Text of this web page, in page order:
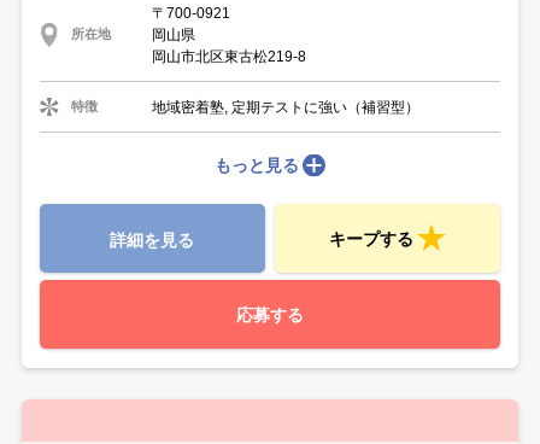
所在地
〒700-0921
岡山県
岡山市北区東古松219-8
特徴 地域密着塾, 定期テストに強い（補習型）
もっと見る
詳細を見る キープする
応募する